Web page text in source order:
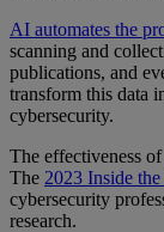
AI automates the
scanning and
publications, and
transform this data
cybersecurity.
The effectiveness
The 2023 Inside
cybersecurity
research.